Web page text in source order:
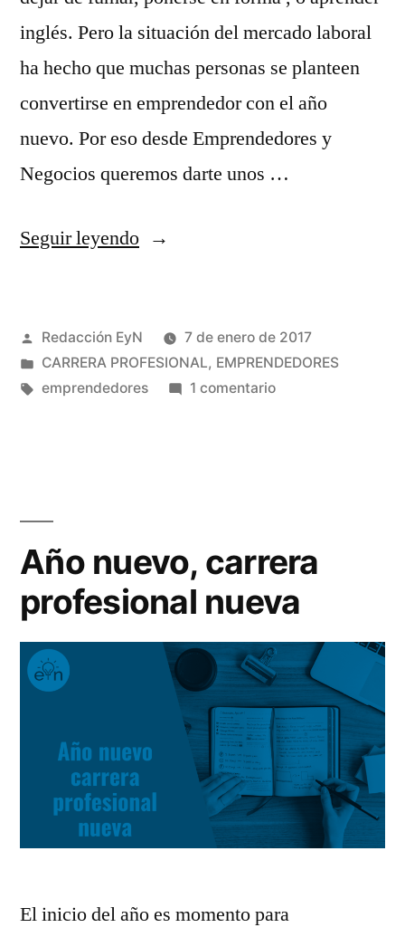
inglés. Pero la situación del mercado laboral
ha hecho que muchas personas se planteen
convertirse en emprendedor con el año
nuevo. Por eso desde Emprendedores y
Negocios queremos darte unos …
Seguir leyendo«Año
nuevo»
Publicado
por
Redacción EyN
7 de enero de 2017
Publicado
en
CARRERA PROFESIONAL, EMPRENDEDORES
Etiquetas:
emprendedores 1 comentarioen
Año nuevo, carrera
profesional nueva
El inicio del año es momento para